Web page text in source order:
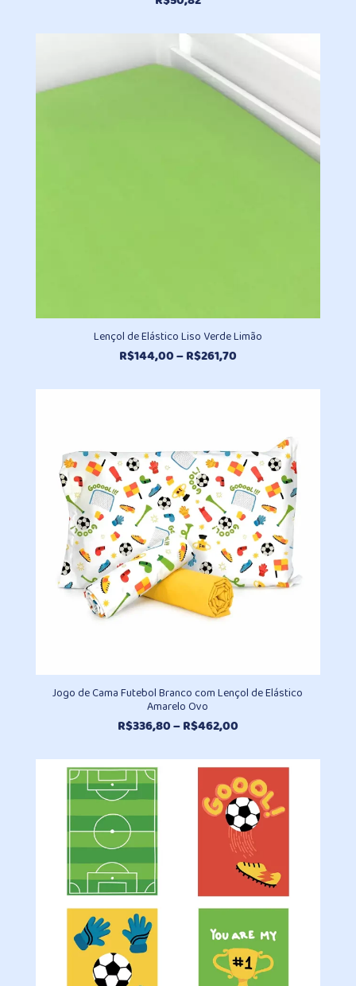
Lençol de Elástico Liso Verde Limão
R$144,00–R$261,70Faixa
preço:
R$261,70
Jogo de Cama Futebol Branco com Lençol de Elástico
Amarelo Ovo
R$336,80–R$462,00Faixa
preço:
R$336,80
através
R$462,00